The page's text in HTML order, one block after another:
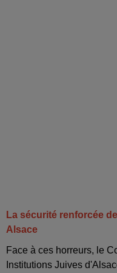
La sécurité renforcée
Alsace
Face à ces horreurs, le
Institutions Juives